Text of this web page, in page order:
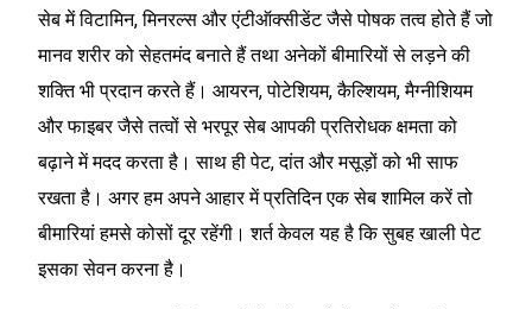
सेब में विटामिन, मिनरल्स और एंटीऑक्सीडेंट जैसे पोषक तत्व होते हैं जो
मानव शरीर को सेहतमंद बनाते हैं तथा अनेकों बीमारियों से लड़ने की
शक्ति भी प्रदान करते हैं। आयरन, पोटेशियम, कैल्शियम, मैग्नीशियम
और फाइबर जैसे तत्वों से भरपूर सेब आपकी प्रतिरोधक क्षमता को
बढ़ाने में मदद करता है। साथ ही पेट, दांत और मसूड़ों को भी साफ
रखता है। अगर हम अपने आहार में प्रतिदिन एक सेब शामिल करें तो
बीमारियां हमसे कोसों दूर रहेंगी। शर्त केवल यह है कि सुबह खाली पेट
इसका सेवन करना है।